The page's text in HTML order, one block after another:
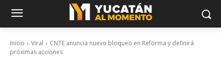
Inicio Viral
CNTE anuncia nuevo bloqueo en Reforma y definirá
próximas acciones